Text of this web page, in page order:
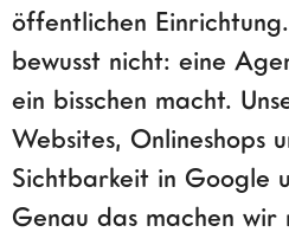
öffentlichen
bewusst nicht: eine
ein bisschen macht.
Websites, Onlineshops
Sichtbarkeit in Google
Genau das machen wir